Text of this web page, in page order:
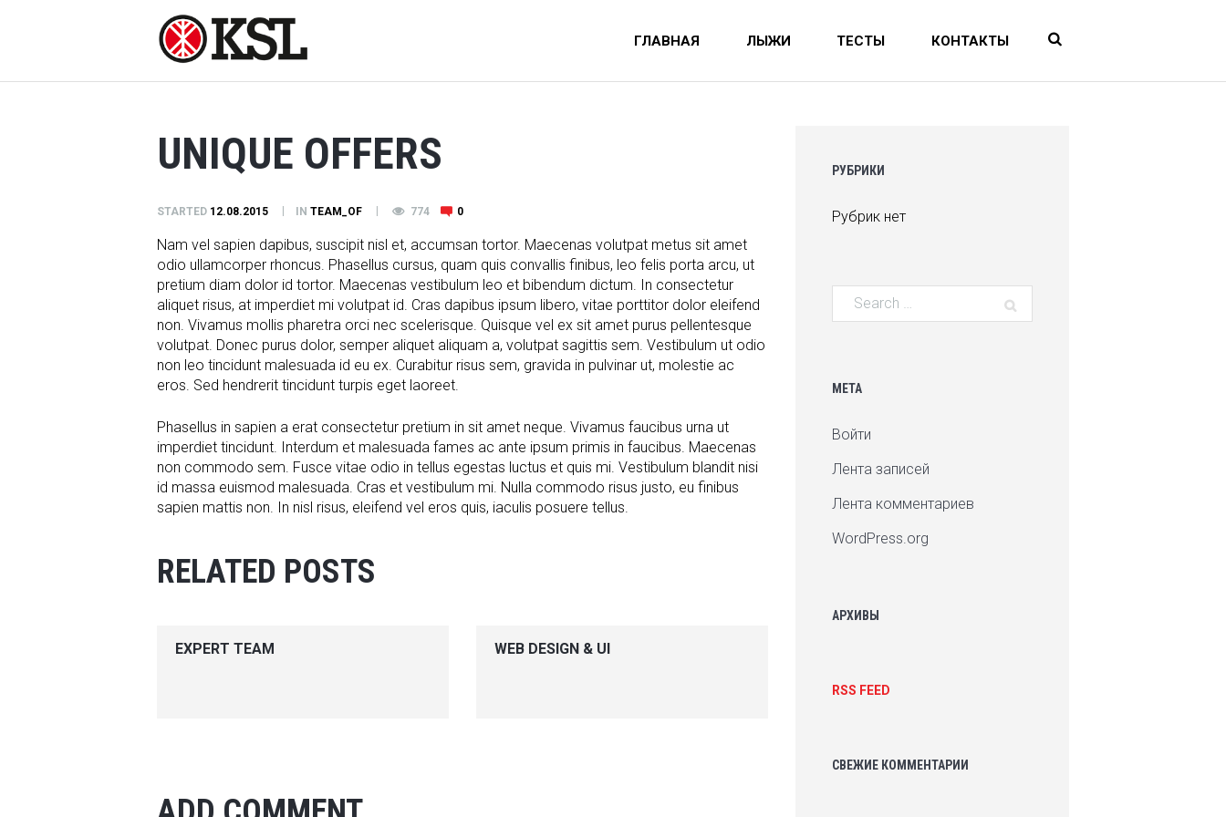
ГЛАВНАЯ ЛЫЖИ ТЕСТЫ КОНТАКТЫ
UNIQUE OFFERS
STARTED 12.08.2015 IN TEAM_OF 774 0
Nam vel sapien dapibus, suscipit nisl et, accumsan tortor. Maecenas volutpat metus sit amet
odio ullamcorper rhoncus. Phasellus cursus, quam quis convallis finibus, leo felis porta arcu, ut
pretium diam dolor id tortor. Maecenas vestibulum leo et bibendum dictum. In consectetur
aliquet risus, at imperdiet mi volutpat id. Cras dapibus ipsum libero, vitae porttitor dolor eleifend
non. Vivamus mollis pharetra orci nec scelerisque. Quisque vel ex sit amet purus pellentesque
volutpat. Donec purus dolor, semper aliquet aliquam a, volutpat sagittis sem. Vestibulum ut odio
non leo tincidunt malesuada id eu ex. Curabitur risus sem, gravida in pulvinar ut, molestie ac
eros. Sed hendrerit tincidunt turpis eget laoreet.
Phasellus in sapien a erat consectetur pretium in sit amet neque. Vivamus faucibus urna ut
imperdiet tincidunt. Interdum et malesuada fames ac ante ipsum primis in faucibus. Maecenas
non commodo sem. Fusce vitae odio in tellus egestas luctus et quis mi. Vestibulum blandit nisi
id massa euismod malesuada. Cras et vestibulum mi. Nulla commodo risus justo, eu finibus
sapien mattis non. In nisl risus, eleifend vel eros quis, iaculis posuere tellus.
RELATED POSTS
EXPERT TEAM WEB DESIGN & UI
РУБРИКИ
Рубрик нет
МЕТА
Войти
Лента записей
Лента комментариев
WordPress.org
АРХИВЫ
RSS FEED
СВЕЖИЕ КОММЕНТАРИИ